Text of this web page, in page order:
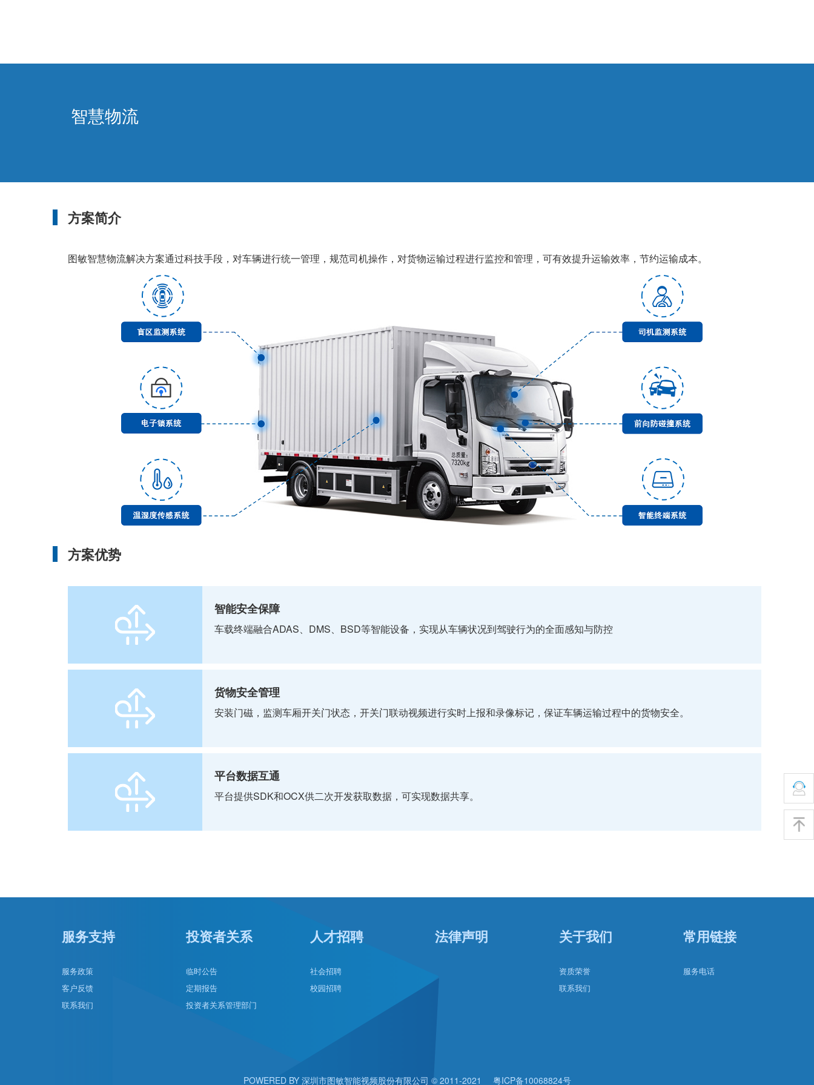
智慧物流
方案简介
图敏智慧物流解决方案通过科技手段，对车辆进行统一管理，规范司机操作，对货物运输过程进行监控和管理，可有效提升运输效率，节约运输成本。
方案优势
智能安全保障
车载终端融合ADAS、DMS、BSD等智能设备，实现从车辆状况到驾驶行为的全面感知与防控
货物安全管理
安装门磁，监测车厢开关门状态，开关门联动视频进行实时上报和录像标记，保证车辆运输过程中的货物安全。
平台数据互通
平台提供SDK和OCX供二次开发获取数据，可实现数据共享。
服务支持
服务政策
客户反馈
联系我们
投资者关系
临时公告
定期报告
投资者关系管理部门
人才招聘
社会招聘
校园招聘
法律声明 关于我们
资质荣誉
联系我们
常用链接
服务电话
POWERED BY 深圳市图敏智能视频股份有限公司 © 2011-2021 粤ICP备10068824号